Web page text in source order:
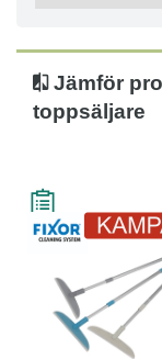
Jämför
toppsäljare